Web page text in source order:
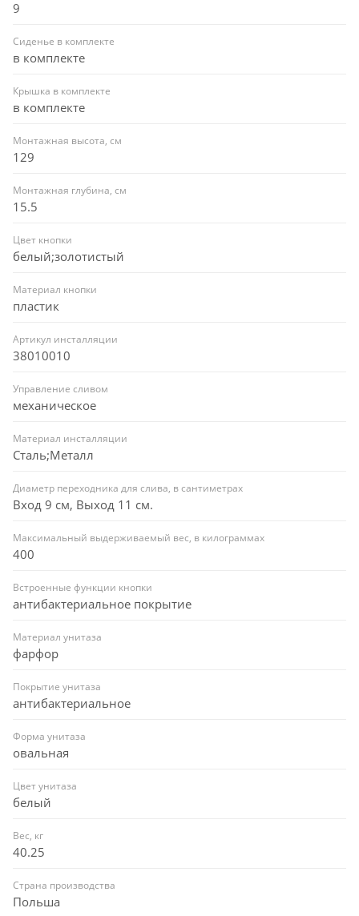
9
Сиденье в комплекте
в комплекте
Крышка в комплекте
в комплекте
Монтажная высота, см
129
Монтажная глубина, см
15.5
Цвет кнопки
белый;золотистый
Материал кнопки
пластик
Артикул инсталляции
38010010
Управление сливом
механическое
Материал инсталляции
Сталь;Металл
Диаметр переходника для слива, в сантиметрах
Вход 9 см, Выход 11 см.
Максимальный выдерживаемый вес, в килограммах
400
Встроенные функции кнопки
антибактериальное покрытие
Материал унитаза
фарфор
Покрытие унитаза
антибактериальное
Форма унитаза
овальная
Цвет унитаза
белый
Вес, кг
40.25
Страна производства
Польша